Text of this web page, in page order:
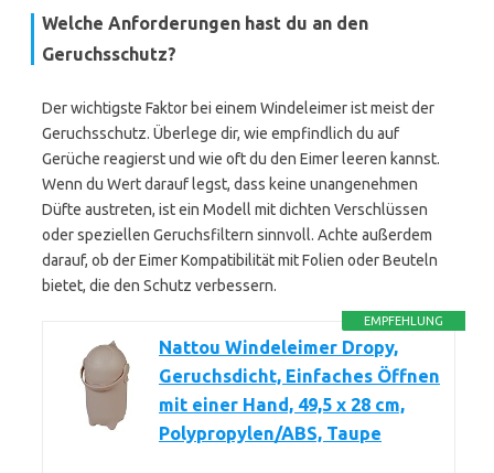
Welche Anforderungen hast du an den
Geruchsschutz?
Der wichtigste Faktor bei einem Windeleimer ist meist der
Geruchsschutz. Überlege dir, wie empfindlich du auf
Gerüche reagierst und wie oft du den Eimer leeren kannst.
Wenn du Wert darauf legst, dass keine unangenehmen
Düfte austreten, ist ein Modell mit dichten Verschlüssen
oder speziellen Geruchsfiltern sinnvoll. Achte außerdem
darauf, ob der Eimer Kompatibilität mit Folien oder Beuteln
bietet, die den Schutz verbessern.
EMPFEHLUNG
Nattou Windeleimer Dropy,
Geruchsdicht, Einfaches Öffnen
mit einer Hand, 49,5 x 28 cm,
Polypropylen/ABS, Taupe